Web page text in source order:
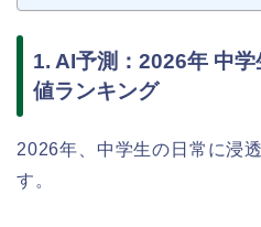
1. AI予測：2026年 中
値ランキング
2026年、中学生の日常に浸
す。